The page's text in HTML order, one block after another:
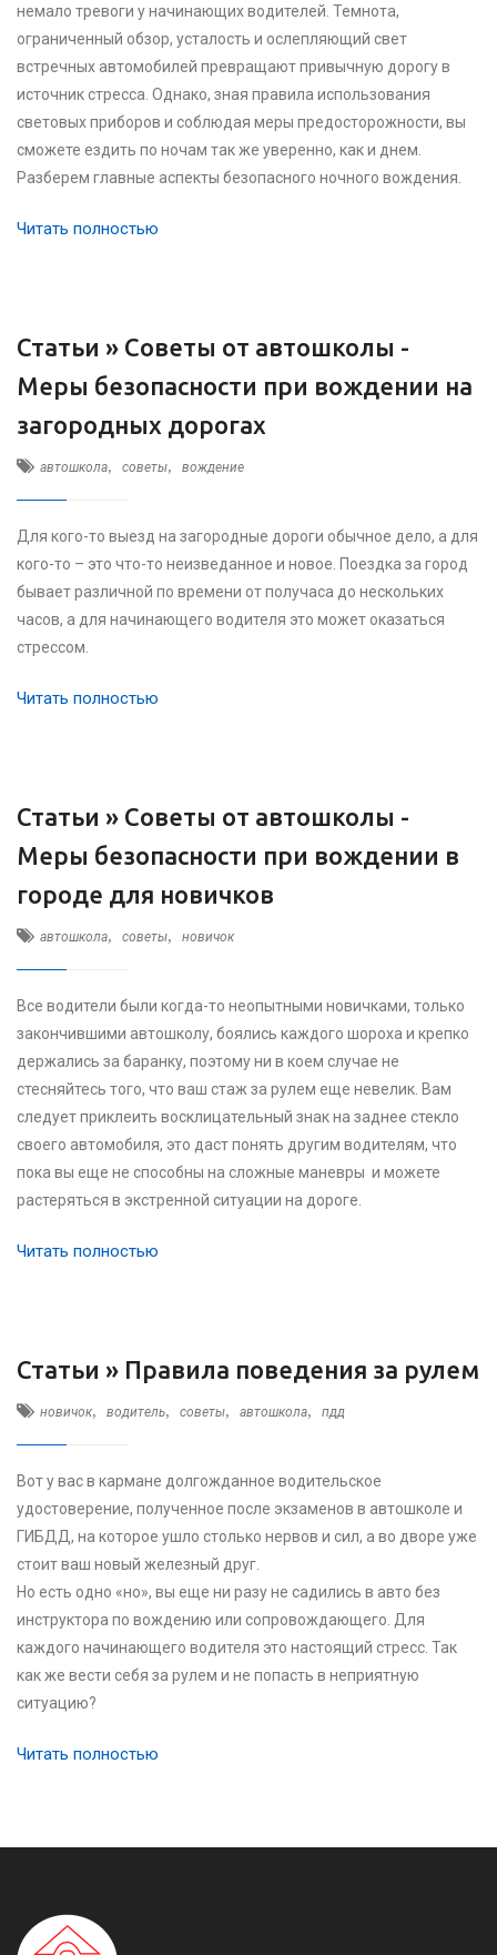
немало тревоги у начинающих водителей. Темнота,
ограниченный обзор, усталость и ослепляющий свет
встречных автомобилей превращают привычную дорогу в
источник стресса. Однако, зная правила использования
световых приборов и соблюдая меры предосторожности, вы
сможете ездить по ночам так же уверенно, как и днем.
Разберем главные аспекты безопасного ночного вождения.
Читать полностью
Статьи » Советы от автошколы -
Меры безопасности при вождении на
загородных дорогах
автошкола, советы, вождение
Для кого-то выезд на загородные дороги обычное дело, а для
кого-то – это что-то неизведанное и новое. Поездка за город
бывает различной по времени от получаса до нескольких
часов, а для начинающего водителя это может оказаться
стрессом.
Читать полностью
Статьи » Советы от автошколы -
Меры безопасности при вождении в
городе для новичков
автошкола, советы, новичок
Все водители были когда-то неопытными новичками, только
закончившими автошколу, боялись каждого шороха и крепко
держались за баранку, поэтому ни в коем случае не
стесняйтесь того, что ваш стаж за рулем еще невелик. Вам
следует приклеить восклицательный знак на заднее стекло
своего автомобиля, это даст понять другим водителям, что
пока вы еще не способны на сложные маневры и можете
растеряться в экстренной ситуации на дороге.
Читать полностью
Статьи » Правила поведения за рулем
новичок, водитель, советы, автошкола, пдд
Вот у вас в кармане долгожданное водительское
удостоверение, полученное после экзаменов в автошколе и
ГИБДД, на которое ушло столько нервов и сил, а во дворе уже
стоит ваш новый железный друг.
Но есть одно «но», вы еще ни разу не садились в авто без
инструктора по вождению или сопровождающего. Для
каждого начинающего водителя это настоящий стресс. Так
как же вести себя за рулем и не попасть в неприятную
ситуацию?
Читать полностью